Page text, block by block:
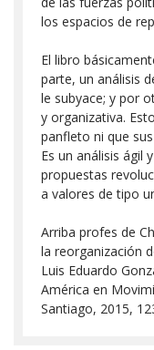
los espacios de
El libro
parte, un análisis
le subyace; y por
y organizativa.
panfleto ni que
Es un análisis ágil
propuestas
a valores de tipo
Arriba profes de
la reorganización
Luis Eduardo
América en
Santiago, 2015,